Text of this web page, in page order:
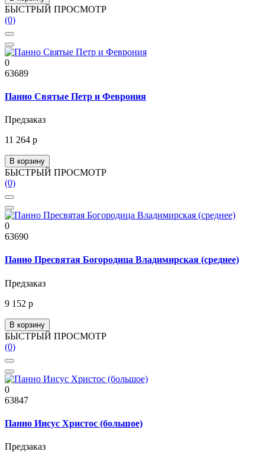
БЫСТРЫЙ ПРОСМОТР
(0)
0
63689
Панно Святые Петр и Феврония
Предзаказ
11 264 р
В корзину
БЫСТРЫЙ ПРОСМОТР
(0)
0
63690
Панно Пресвятая Богородица Владимирская (среднее)
Предзаказ
9 152 р
В корзину
БЫСТРЫЙ ПРОСМОТР
(0)
0
63847
Панно Иисус Христос (большое)
Предзаказ